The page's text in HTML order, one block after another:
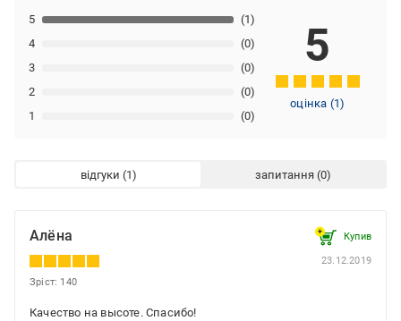
1 (0)
2 (0)
3 (0)
4 (0)
5 (1)
5
оцінка (1)
відгуки запитання
Алёна Купив
23.12.2019
Зріст: 140
Качество на высоте. Спасибо!